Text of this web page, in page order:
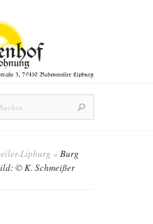
Lipburg » Burg
© K. Schmeißer